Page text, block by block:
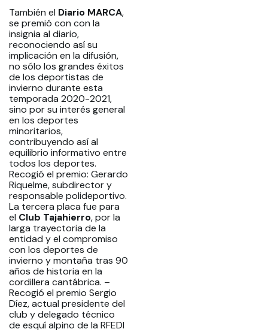
También el Diario MARCA,
se premió con con la
insignia al diario,
reconociendo así su
implicación en la difusión,
no sólo los grandes éxitos
de los deportistas de
invierno durante esta
temporada 2020-2021,
sino por su interés general
en los deportes
minoritarios,
contribuyendo así al
equilibrio informativo entre
todos los deportes.
Recogió el premio: Gerardo
Riquelme, subdirector y
responsable polideportivo.
La tercera placa fue para
el Club Tajahierro, por la
larga trayectoria de la
entidad y el compromiso
con los deportes de
invierno y montaña tras 90
años de historia en la
cordillera cantábrica. –
Recogió el premio Sergio
Díez, actual presidente del
club y delegado técnico
de esquí alpino de la RFEDI